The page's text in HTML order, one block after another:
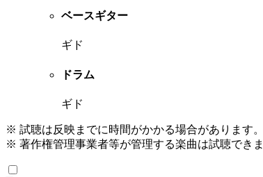
ベースギター
ギド
ドラム
ギド
※ 試聴は反映までに時間がかかる場合があります。
※ 著作権管理事業者等が管理する楽曲は試聴できま